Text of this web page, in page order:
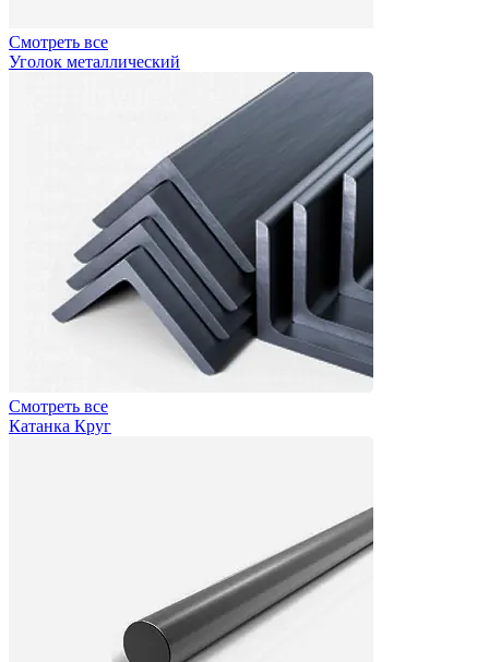
Смотреть все
Уголок металлический
Смотреть все
Катанка Круг